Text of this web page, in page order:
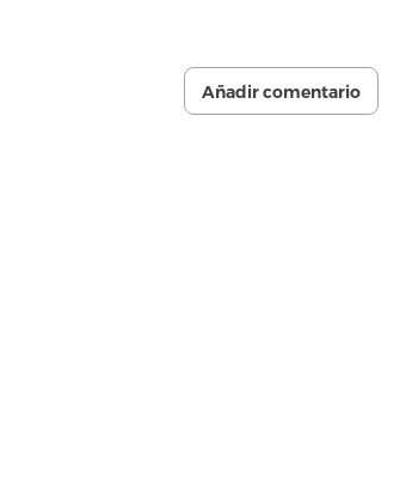
Añadir comentario